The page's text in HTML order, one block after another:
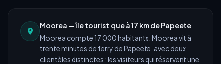
Moorea —île touristique à 17 km de Papeete
Moorea compte 17 000habitants. Moorea vit à
trente minutes de ferry de Papeete, avec deux
clientèles distinctes : les visiteurs qui réservent une